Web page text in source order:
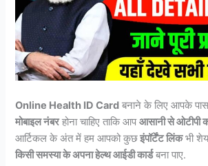
Online Health ID Card बनाने के लिए आपके पास
मोबाइल नंबरहोना चाहिए ताकि आपआसानी से ओटीपी
आर्टिकल के अंत में हम आपको कुछइंपॉर्टेंट लिंकभी
किसी समस्या के अपना हेल्थ आईडी कार्डबना पाए.